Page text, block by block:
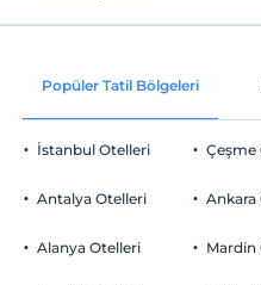
Ücretsiz
Otopark
Check/in
Check/out
En geç saat 12:00 ve öncesi
Evcil Hayvan
Popüler Tatil Bölgeleri
İstanbul Otelleri
Antalya Otelleri
Alanya Otelleri
Çeşme
Ankara
Mardin